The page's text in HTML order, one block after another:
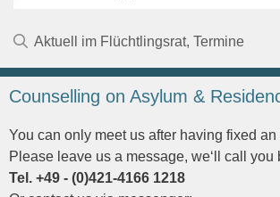
Kategorien
Aktuell im Flüchtlingsrat, Termine
Counselling on Asylum &
You can only meet us after having fixed an
Please leave us a message, we‘ll call you
Tel. +49 - (0)421-4166 1218